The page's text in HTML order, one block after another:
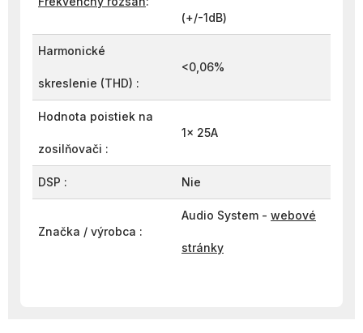
(+/-1dB)
Harmonické
skreslenie (THD) :
<0,06%
Hodnota poistiek na
zosilňovači :
1x 25A
DSP : Nie
Značka / výrobca :
Audio System - webové
stránky